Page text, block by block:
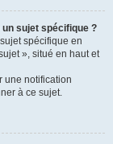
sujet spécifique ?
spécifique en
», situé en haut et
une notification
à ce sujet.